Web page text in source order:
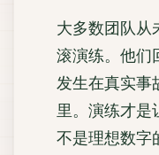
大多数团队从
滚演练。他们
发生在真实事
里。演练才是
不是理想数字